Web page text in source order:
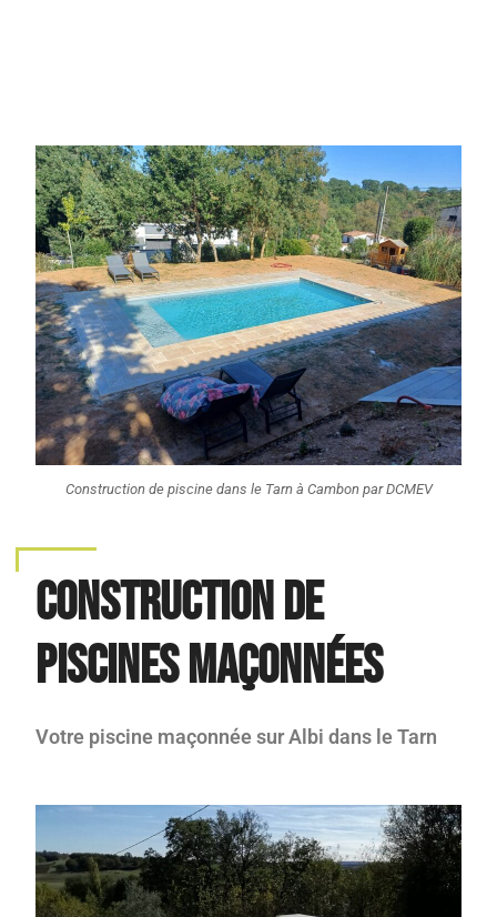
Construction de piscine dans le Tarn à Cambon par DCMEV
Construction de
piscines maçonnées
Votre piscine maçonnée sur Albi dans le Tarn